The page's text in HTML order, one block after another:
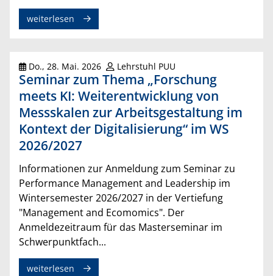
weiterlesen
Do., 28. Mai. 2026 Lehrstuhl PUU
Seminar zum Thema „Forschung
meets KI: Weiterentwicklung von
Messskalen zur Arbeitsgestaltung im
Kontext der Digitalisierung“ im WS
2026/2027
Informationen zur Anmeldung zum Seminar zu
Performance Management and Leadership im
Wintersemester 2026/2027 in der Vertiefung
"Management and Ecomomics". Der
Anmeldezeitraum für das Masterseminar im
Schwerpunktfach...
weiterlesen